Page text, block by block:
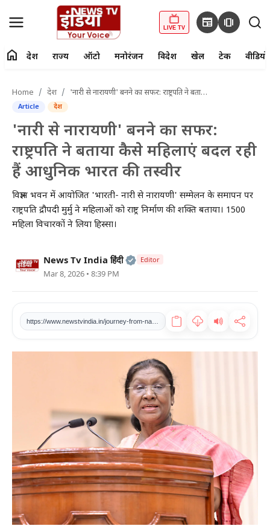
LIVE TV newspaper amp_stories
Home
राज्य
ऑटो
मनोरंजन
विदेश
टेक
home देश राज्य ऑटो मनोरंजन विदेश खेल टेक वीडियो
Home देश 'नारी से नारायणी' बनने का सफर: राष्ट्रपति ने बताया कैसे महिलाएं बदल रही हैं आधुनिक भारत की तस्वीर
Article देश
'नारी से नारायणी' बनने का सफर:
राष्ट्रपति ने बताया कैसे महिलाएं बदल रही
हैं आधुनिक भारत की तस्वीर
विज्ञान भवन में आयोजित 'भारती- नारी से नारायणी' सम्मेलन के समापन पर
राष्ट्रपति द्रौपदी मुर्मु ने महिलाओं को राष्ट्र निर्माण की शक्ति बताया। 1500
महिला विचारकों ने लिया हिस्सा।
News Tv India हिंदी Official | Verified Expert • 27
Editor
Mar 8, 2026 • 8:39 PM